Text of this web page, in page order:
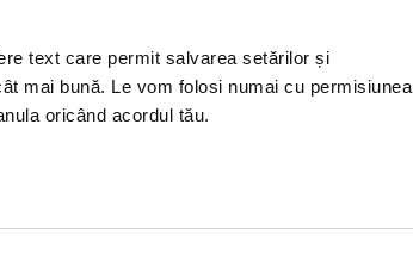
text care permit salvarea setărilor și
mai bună. Le vom folosi numai cu permisiunea
oricând acordul tău.